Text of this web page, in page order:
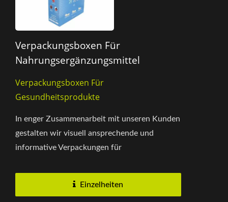
Verpackungsboxen Für
Nahrungsergänzungsmittel
Verpackungsboxen Für
Gesundheitsprodukte
In enger Zusammenarbeit mit unseren Kunden
gestalten wir visuell ansprechende und
informative Verpackungen für
Einzelheiten